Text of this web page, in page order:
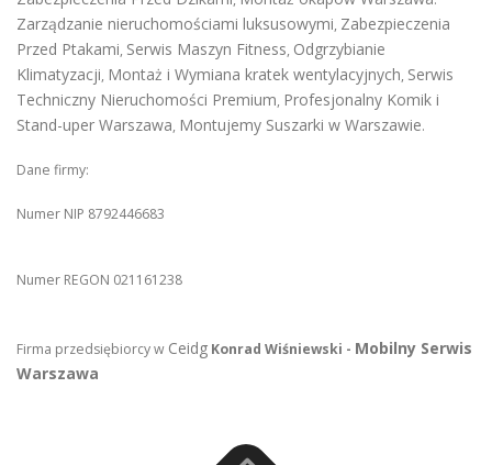
Zarządzanie nieruchomościami luksusowymi, Zabezpieczenia
Przed Ptakami, Serwis Maszyn Fitness, Odgrzybianie
Klimatyzacji, Montaż i Wymiana kratek wentylacyjnych, Serwis
Techniczny Nieruchomości Premium, Profesjonalny Komik i
Stand-uper Warszawa, Montujemy Suszarki w Warszawie.
Dane firmy:
Numer NIP 8792446683
Numer REGON 021161238
Firma przedsiębiorcy w Ceidg Konrad Wiśniewski - Mobilny Serwis
Warszawa